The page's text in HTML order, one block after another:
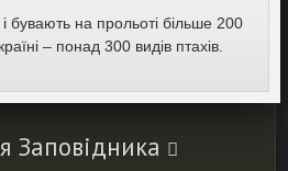
бувають на прольоті більше 200
– понад 300 видів птахів.
Заповідника